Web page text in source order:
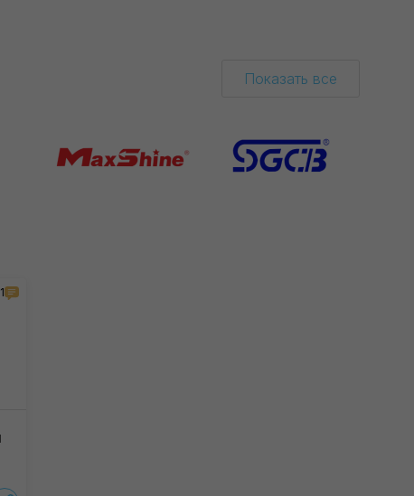
Показать все
1